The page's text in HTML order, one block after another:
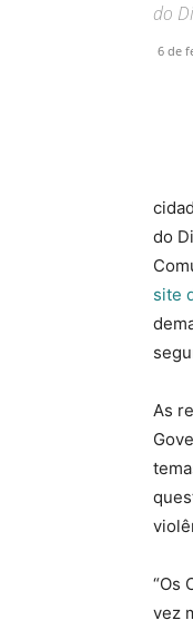
do
6 de
do
site
As
“Os
vez